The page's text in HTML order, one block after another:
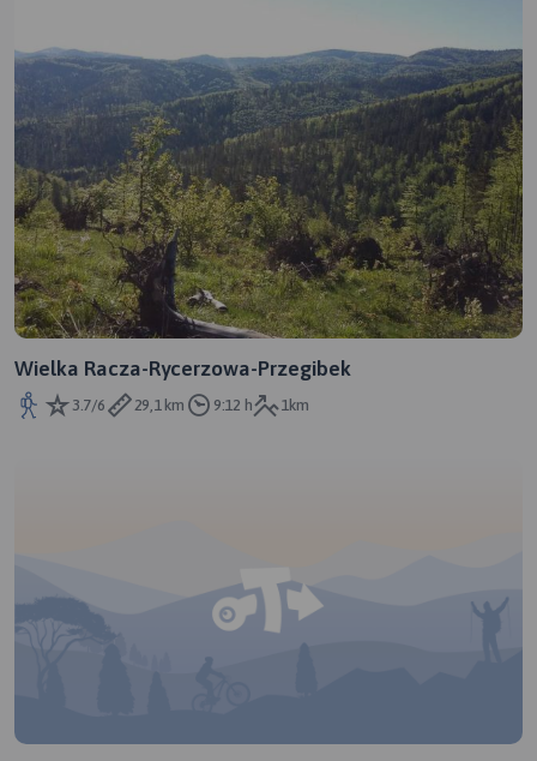
Wielka Racza-Rycerzowa-Przegibek
3.7/6 29,1 km 9:12 h 1km